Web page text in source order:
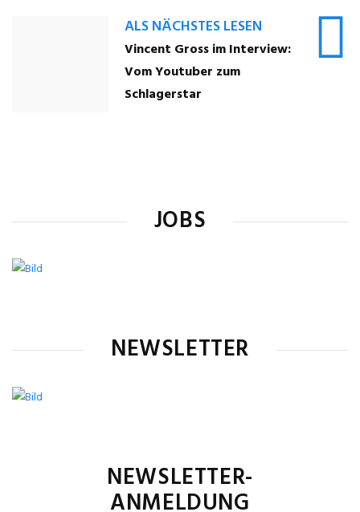
ALS NÄCHSTES LESEN
Vincent Gross im Interview:
Vom Youtuber zum
Schlagerstar
JOBS
NEWSLETTER
NEWSLETTER-
ANMELDUNG